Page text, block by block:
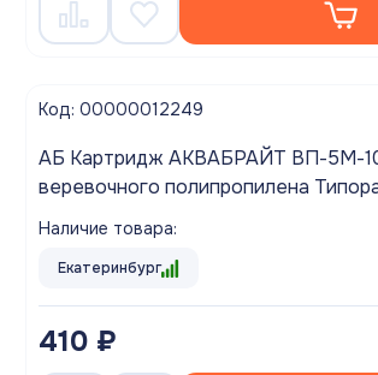
Код: 00000012249
АБ Картридж АКВАБРАЙТ ВП-5М-10 ББ из
веревочного полипропилена
Наличие товара:
Екатеринбург
410 ₽